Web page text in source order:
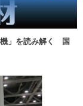
機」を読み解く 国